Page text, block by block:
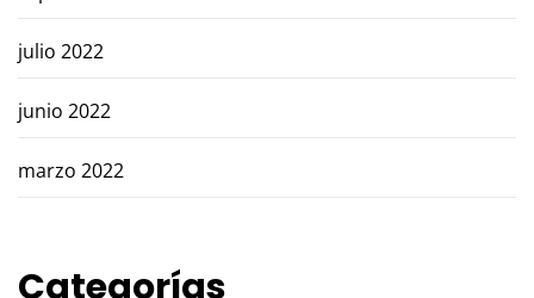
julio 2022
junio 2022
marzo 2022
Categorías